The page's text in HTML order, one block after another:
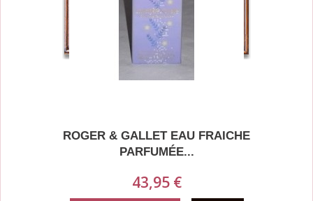
ROGER & GALLET EAU FRAICHE
PARFUMÉE...
43,95 €